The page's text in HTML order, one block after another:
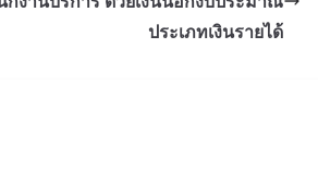
ประเภทเงินรายได้